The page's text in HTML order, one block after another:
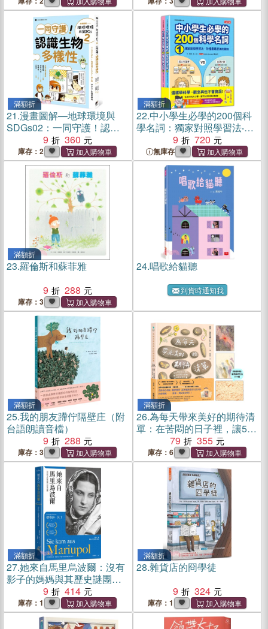
滿額折
21.漫畫圖解―地球環境與
SDGs02：一同守護！認識
生物多樣性
9 360
庫存：2
滿額折
22.中小學生必學的200個科
學名詞：獨家對照學習法‧秒
懂最易混淆的觀念（1、2冊
不分售）
9 720
無庫存
滿額折
23.羅倫斯和蘇菲雅
9
288
庫存：3
24.唱歌給貓聽
到貨時通知我
滿額折
25.我的朋友蹛佇隔壁庄（附
台語朗讀音檔）
9
288
庫存：3
滿額折
26.為每天帶來美好的期待清
單：在苦悶的日子裡，讓52
件微小事物給你前進的力量
（附贈繁中版限定「灌溉美
好生活小卡組」）
79 355
庫存：6
滿額折
27.她來自馬里烏波爾：沒有
影子的媽媽與其歷史謎團，
最後一塊戰後文學拼圖
9 414
庫存：1
滿額折
28.雜貨店的冏學徒
9
324
庫存：1